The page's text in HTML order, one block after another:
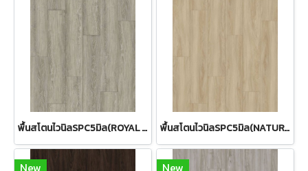
พื้นสโตนไวนิลSPC5มิล(ROYAL OAK) พื้นสโตนไวนิลSPC5มิล(NATURAL OAK)
New New